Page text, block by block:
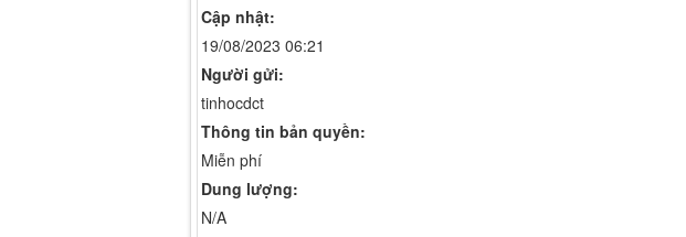
Cập nhật:
19/08/2023 06:21
Người gửi:
tinhocdct
Thông tin bản quyền:
Miễn phí
Dung lượng:
N/A